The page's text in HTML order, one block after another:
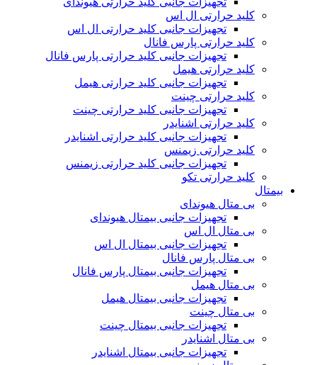
کلید حرارتی ال اس
تجهیزات جانبی کلید حرارتی ال اس
کلید حرارتی پارس فانال
تجهیزات جانبی کلید حرارتی پارس فانال
کلید حرارتی هیمل
تجهیزات جانبی کلید حرارتی هیمل
کلید حرارتی چینت
تجهیزات جانبی کلید حرارتی چینت
کلید حرارتی اشنایدر
تجهیزات جانبی کلید حرارتی اشنایدر
کلید حرارتی زیمنس
تجهیزات جانبی کلید حرارتی زیمنس
کلید حرارتی تکو
بیمتال
بی متال هیوندای
تجهیزات جانبی بیمتال هیوندای
بی متال ال اس
تجهیزات جانبی بیمتال ال اس
بی متال پارس فانال
تجهیزات جانبی بیمتال پارس فانال
بی متال هیمل
تجهیزات جانبی بیمتال هیمل
بی متال چینت
تجهیزات جانبی بیمتال چینت
بی متال اشنایدر
تجهیزات جانبی بیمتال اشنایدر